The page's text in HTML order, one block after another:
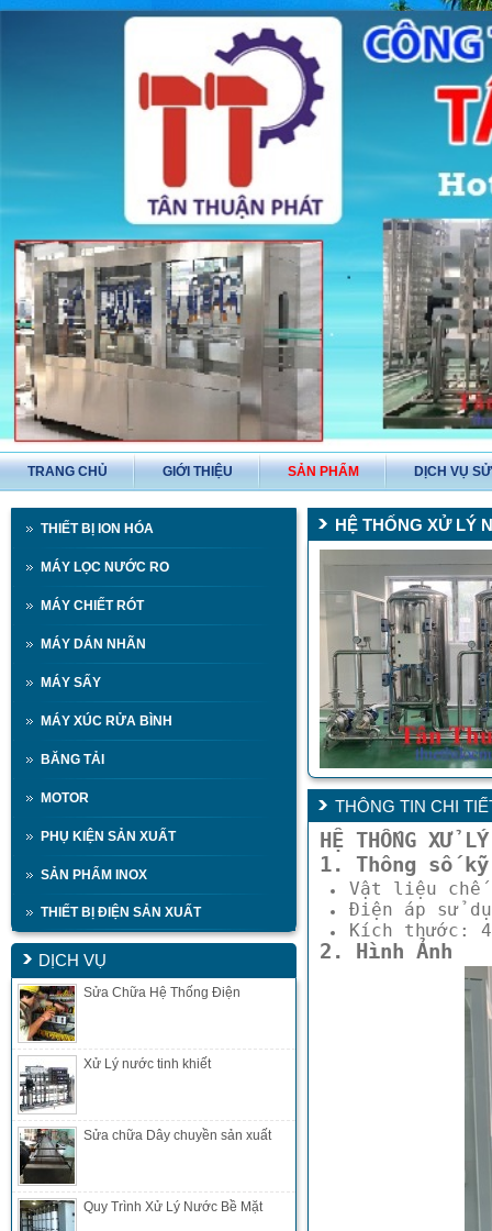
TRANG CHỦ GIỚI THIỆU SẢN PHẨM DỊCH VỤ
THIẾT BỊ ION HÓA
MÁY LỌC NƯỚC RO
MÁY CHIẾT RÓT
MÁY DÁN NHÃN
MÁY SẤY
MÁY XÚC RỬA BÌNH
BĂNG TẢI
MOTOR
PHỤ KIỆN SẢN XUẤT
SẢN PHẨM INOX
THIẾT BỊ ĐIỆN SẢN XUẤT
DỊCH VỤ
Sửa Chữa Hệ Thống Điện
Xử Lý nước tinh khiết
Sửa chữa Dây chuyền sản xuất
Quy Trình Xử Lý Nước Bề Mặt
HỆ THỐNG XỬ LÝ
THÔNG TIN CHI
HỆ THỐNG XỬ
1. Thông số
Vật liệu chế
Điện áp sử
Kích thước:
2. Hình Ảnh